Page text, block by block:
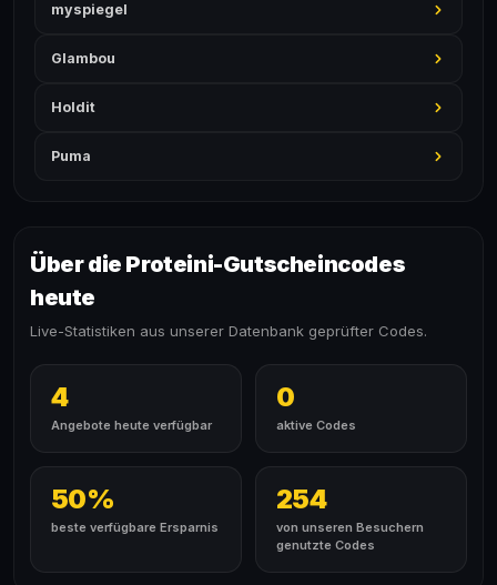
myspiegel
Glambou
Holdit
Puma
Über die Proteini-Gutscheincodes
heute
Live-Statistiken aus unserer Datenbank geprüfter Codes.
4
Angebote heute verfügbar
0
aktive Codes
50%
beste verfügbare Ersparnis
254
von unseren Besuchern
genutzte Codes